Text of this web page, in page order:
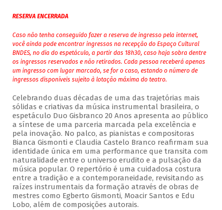
RESERVA ENCERRADA
Caso não tenha conseguido fazer a reserva de ingresso pela internet,
você ainda pode encontrar ingressos na recepção do Espaço Cultural
BNDES, no dia do espetáculo, a partir das 18h30, caso haja sobra dentre
os ingressos reservados e não retirados. Cada pessoa receberá apenas
um ingresso com lugar marcado, se for o caso, estando o número de
ingressos disponíveis sujeito à lotação máxima do teatro.
Celebrando duas décadas de uma das trajetórias mais
sólidas e criativas da música instrumental brasileira, o
espetáculo Duo Gisbranco 20 Anos apresenta ao público
a síntese de uma parceria marcada pela excelência e
pela inovação. No palco, as pianistas e compositoras
Bianca Gismonti e Claudia Castelo Branco reafirmam sua
identidade única em uma performance que transita com
naturalidade entre o universo erudito e a pulsação da
música popular. O repertório é uma cuidadosa costura
entre a tradição e a contemporaneidade, revisitando as
raízes instrumentais da formação através de obras de
mestres como Egberto Gismonti, Moacir Santos e Edu
Lobo, além de composições autorais.